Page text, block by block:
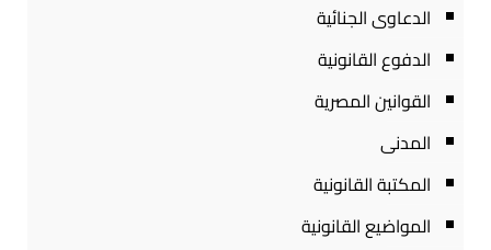
الدعاوى الجنائية
الدفوع القانونية
القوانين المصرية
المدنى
المكتبة القانونية
المواضيع القانونية